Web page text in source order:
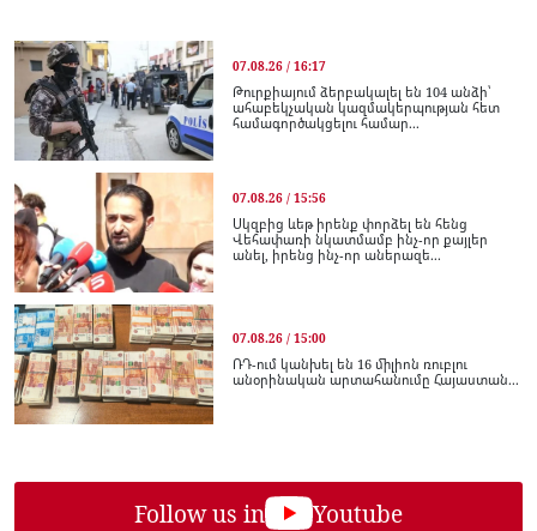
07.08.26 / 16:17
Թուրքիայում ձերբակալել են 104 անձի՝
ահաբեկչական կազմակերպության հետ
համագործակցելու համար...
07.08.26 / 15:56
Սկզբից ևեթ իրենք փորձել են հենց
Վեհափառի նկատմամբ ինչ-որ քայլեր
անել, իրենց ինչ-որ աներազե...
07.08.26 / 15:00
ՌԴ-ում կանխել են 16 միլիոն ռուբլու
անօրինական արտահանումը Հայաստան...
Follow us in Youtube